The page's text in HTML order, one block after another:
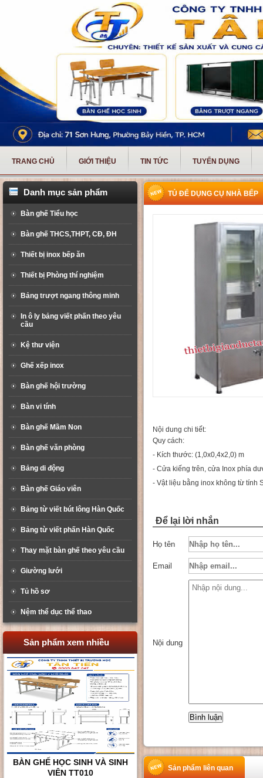
TRANG CHỦ GIỚI THIỆU TIN TỨC TUYỂN DỤNG
Danh mục sản phẩm
Bàn ghế Tiểu học
Bàn ghế THCS,THPT, CĐ, ĐH
Thiết bị inox bếp ăn
Thiết bị Phòng thí nghiệm
Bảng trượt ngang thông minh
In ô ly bảng viết phấn theo yêu
cầu
Kệ thư viện
Ghế xếp inox
Bàn ghế hội trường
Bàn vi tính
Bàn ghế Mầm Non
Bàn ghế văn phòng
Bảng di động
Bàn ghế Giáo viên
Bảng từ viết bút lông Hàn Quốc
Bảng từ viết phấn Hàn Quốc
Thay mặt bàn ghế theo yêu cầu
Giường lưới
Tủ hồ sơ
Nệm thể dục thể thao
Sản phẩm xem nhiều
BÀN GHẾ HỌC SINH 2 CHỖ
NGỒI TT02
TỦ ĐỂ DỤNG CỤ NHÀ BẾP
Nội dung chi tiết:
Quy cách:
- Kích thước: (1,0x0,4x2,0) m
- Cửa kiếng trên, cửa Inox phía
- Vật liệu bằng inox không từ tính
Để lại lời nhắn
Họ tên
Email
Nội dung
Sản phẩm liên quan